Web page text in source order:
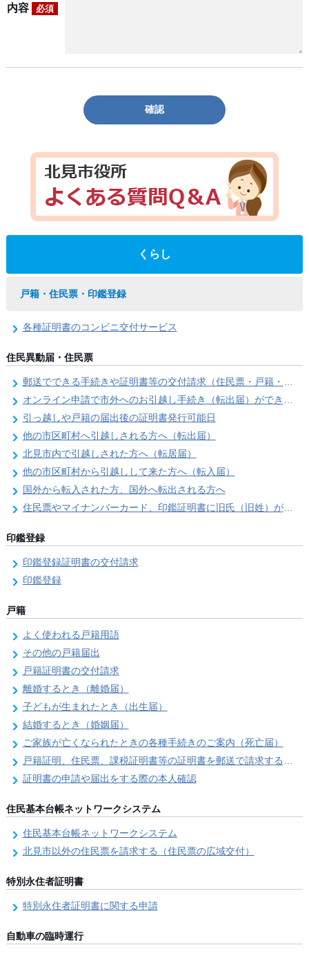
内容 必須
確認
くらし
戸籍・住民票・印鑑登録
各種証明書のコンビニ交付サービス
住民異動届・住民票
郵送でできる手続きや証明書等の交付請求（住民票・戸籍・国民年金関係）
オンライン申請で市外へのお引越し手続き（転出届）ができます
引っ越しや戸籍の届出後の証明書発行可能日
他の市区町村へ引越しされる方へ（転出届）
北見市内で引越しされた方へ（転居届）
他の市区町村から引越しして来た方へ（転入届）
国外から転入された方、国外へ転出される方へ
住民票やマイナンバーカード、印鑑証明書に旧氏（旧姓）が併記できるようになりました！
印鑑登録
印鑑登録証明書の交付請求
印鑑登録
戸籍
よく使われる戸籍用語
その他の戸籍届出
戸籍証明書の交付請求
離婚するとき（離婚届）
子どもが生まれたとき（出生届）
結婚するとき（婚姻届）
ご家族が亡くなられたときの各種手続きのご案内（死亡届）
戸籍証明、住民票、課税証明書等の証明書を郵送で請求する際の本人確認
証明書の申請や届出をする際の本人確認
住民基本台帳ネットワークシステム
住民基本台帳ネットワークシステム
北見市以外の住民票を請求する（住民票の広域交付）
特別永住者証明書
特別永住者証明書に関する申請
自動車の臨時運行